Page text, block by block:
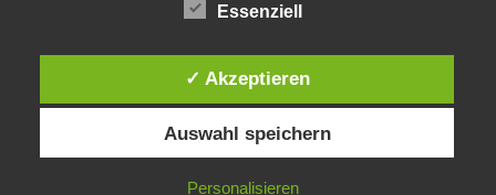
Essenziell
✓ Akzeptieren
Auswahl speichern
Personalisieren